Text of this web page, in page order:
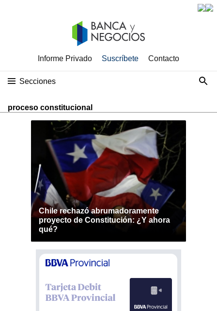
Informe Privado Suscríbete Contacto
Secciones
proceso constitucional
Chile rechazó abrumadoramente
proyecto de Constitución: ¿Y ahora
qué?